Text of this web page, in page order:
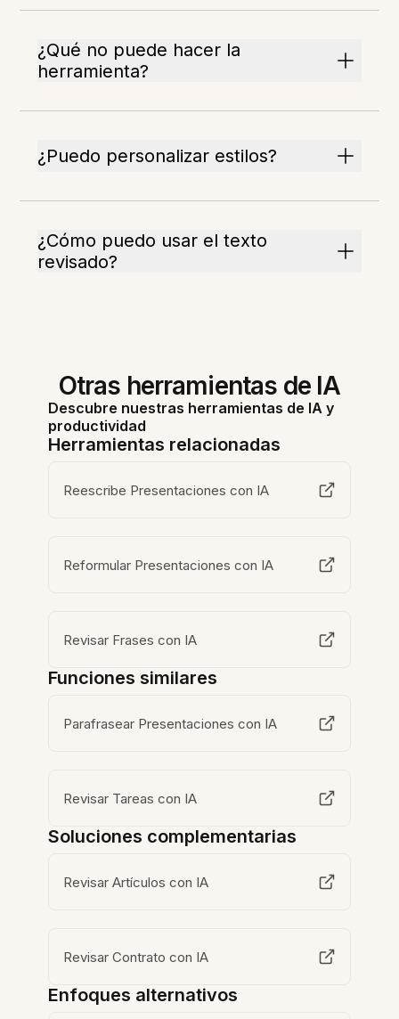
¿Qué no puede hacer la
herramienta?
¿Puedo personalizar estilos?
¿Cómo puedo usar el texto
revisado?
Otras herramientas de IA
Descubre nuestras herramientas de IA y
productividad
Herramientas relacionadas
Reescribe Presentaciones con IA
Reformular Presentaciones con IA
Revisar Frases con IA
Funciones similares
Parafrasear Presentaciones con IA
Revisar Tareas con IA
Soluciones complementarias
Revisar Artículos con IA
Revisar Contrato con IA
Enfoques alternativos